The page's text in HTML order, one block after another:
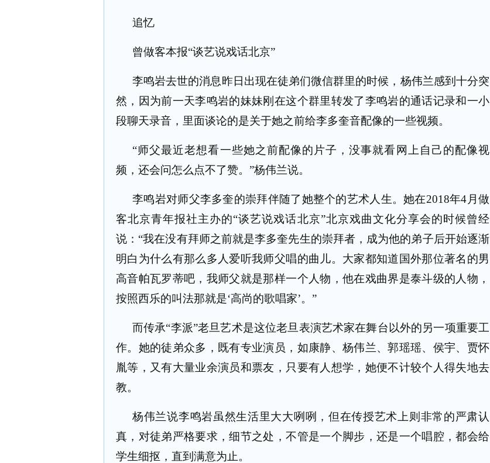
追忆
曾做客本报“谈艺说戏话北京”
李鸣岩去世的消息昨日出现在徒弟们微信群里的时候，杨伟兰感到十分突
然，因为前一天李鸣岩的妹妹刚在这个群里转发了李鸣岩的通话记录和一小
段聊天录音，里面谈论的是关于她之前给李多奎音配像的一些视频。
“师父最近老想看一些她之前配像的片子，没事就看网上自己的配像视
频，还会问怎么点不了赞。”杨伟兰说。
李鸣岩对师父李多奎的崇拜伴随了她整个的艺术人生。她在2018年4 月做
客北京青年报社主办的“谈艺说戏话北京”北京戏曲文化分享会的时候曾经
说：“我在没有拜师之前就是李多奎先生的崇拜者，成为他的弟子后开始逐渐
明白为什么有那么多人爱听我师父唱的曲儿。大家都知道国外那位著名的男
高音帕瓦罗蒂吧，我师父就是那样一个人物，他在戏曲界是泰斗级的人物，
按照西乐的叫法那就是‘高尚的歌唱家’。”
而传承“李派”老旦艺术是这位老旦表演艺术家在舞台以外的另一项重要工
作。她的徒弟众多，既有专业演员，如康静、杨伟兰、郭瑶瑶、侯宇、贾怀
胤等，又有大量业余演员和票友，只要有人想学，她便不计较个人得失地去
教。
杨伟兰说李鸣岩虽然生活里大大咧咧，但在传授艺术上则非常的严肃认
真，对徒弟严格要求，细节之处，不管是一个脚步，还是一个唱腔，都会给
学生细抠，直到满意为止。